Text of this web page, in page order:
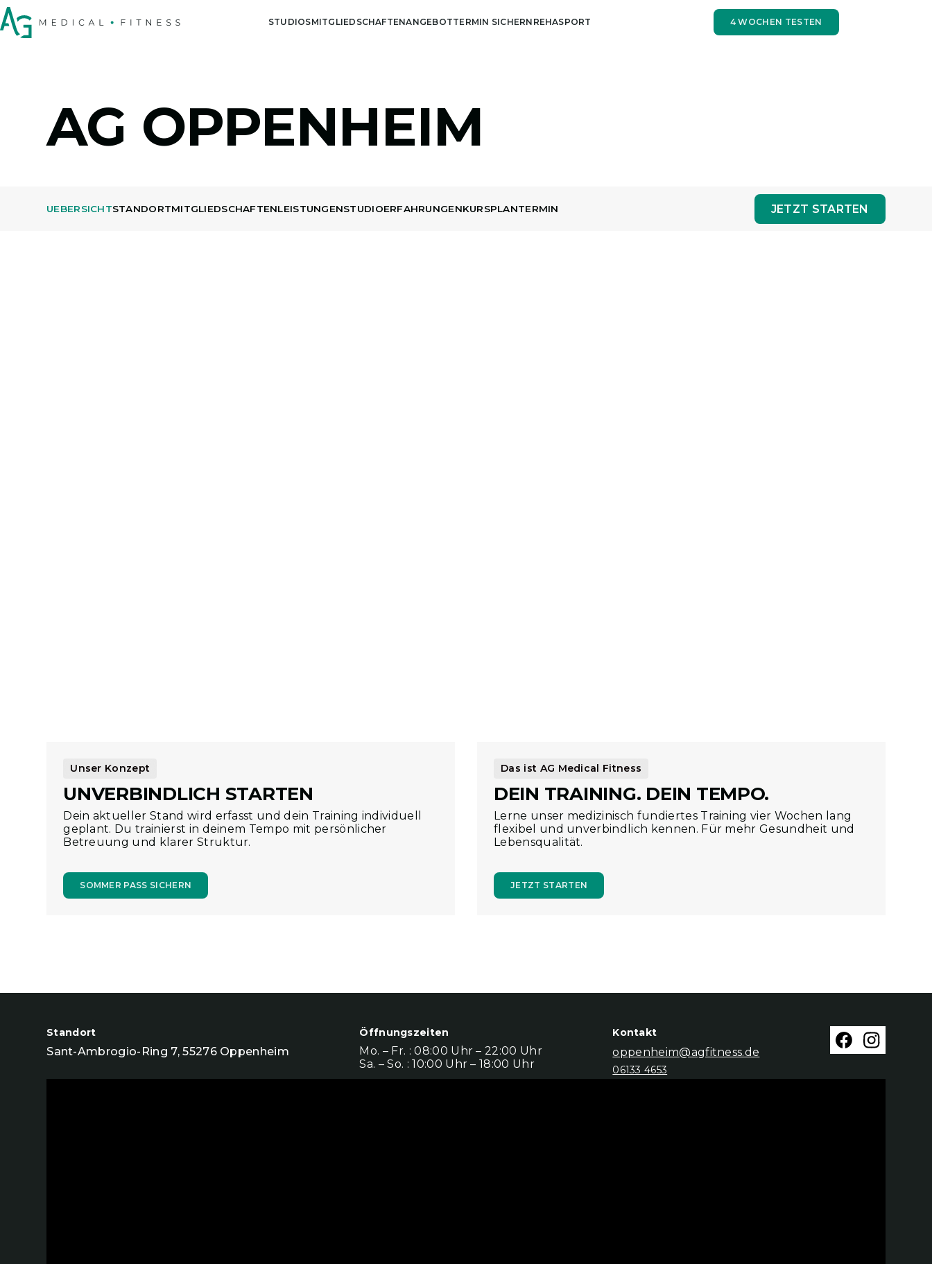
STUDIOSMITGLIEDSCHAFTENANGEBOTTERMIN SICHERN REHASPORT 4 WOCHEN TESTEN
AG OPPENHEIM
UEBERSICHTSTANDORTMITGLIEDSCHAFTENLEISTUNGENSTUDIOERFAHRUNGENKURSPLANTERMIN JETZT STARTEN
Unser Konzept
UNVERBINDLICH STARTEN
Dein aktueller Stand wird erfasst und dein Training individuell
geplant. Du trainierst in deinem Tempo mit persönlicher
Betreuung und klarer Struktur.
SOMMER PASS SICHERN
Das ist AG Medical Fitness
DEIN TRAINING. DEIN TEMPO.
Lerne unser medizinisch fundiertes Training vier Wochen lang
flexibel und unverbindlich kennen. Für mehr Gesundheit und
Lebensqualität.
JETZT STARTEN
Standort
Sant-Ambrogio-Ring 7, 55276 Oppenheim
Öffnungszeiten
Mo. – Fr. : 08:00 Uhr – 22:00 Uhr
Sa. – So. : 10:00 Uhr – 18:00 Uhr
Kontakt
oppenheim@agfitness.de
06133 4653